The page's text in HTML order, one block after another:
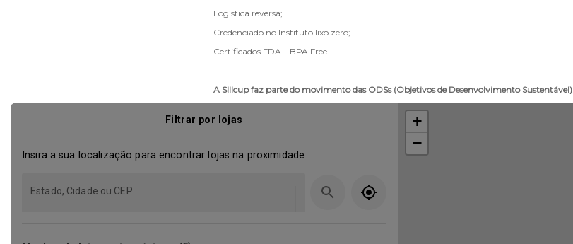
Logística reversa;
Credenciado no Instituto lixo zero;
Certificados FDA – BPA Free
A Silicup faz parte do movimento das ODSs (Objetivos de Desenvolvimento Sustentável)